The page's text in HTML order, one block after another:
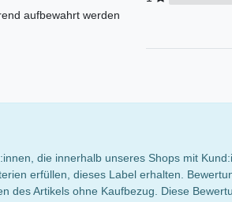
aufbewahrt werden
die innerhalb unseres Shops mit
erfüllen, dieses Label erhalten.
des Artikels ohne Kaufbezug. Diese